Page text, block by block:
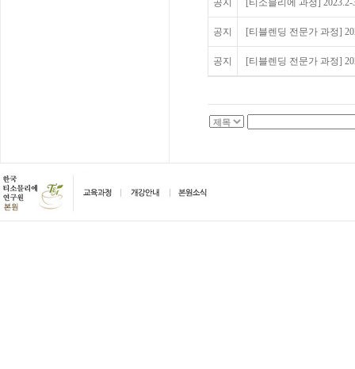
공지 [티소믈리에 과정]
공지 [티블렌딩 전문가 과정]
공지 [티블렌딩 전문가 과정]